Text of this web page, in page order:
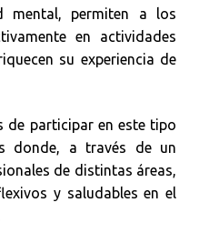
mental, permiten a los
en actividades
su experiencia de
de participar en este tipo
donde, a través de un
de distintas áreas,
y saludables en el